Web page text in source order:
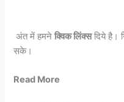
अंत में हमनेक्विक लिंक्सदिये है।
सके।
Read More